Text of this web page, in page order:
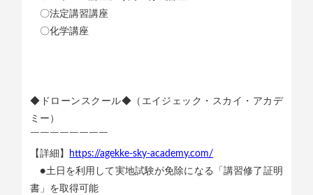
〇法定講習講座
〇化学講座
◆ドローンスクール◆（エイジェック・スカイ・アカデ
ミー）
￣￣￣￣￣￣￣￣
【詳細】
https://agekke-sky-academy.com/
●土日を利用して実地試験が免除になる「講習修了証明
書」を取得可能